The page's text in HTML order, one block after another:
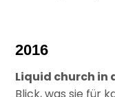
2016
Liquid church in